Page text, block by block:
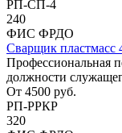
РП-СП-4
240
ФИС ФРДО
Сварщик пластмасс
Профессиональная
должности
От 4500 руб.
РП-РРКР
320